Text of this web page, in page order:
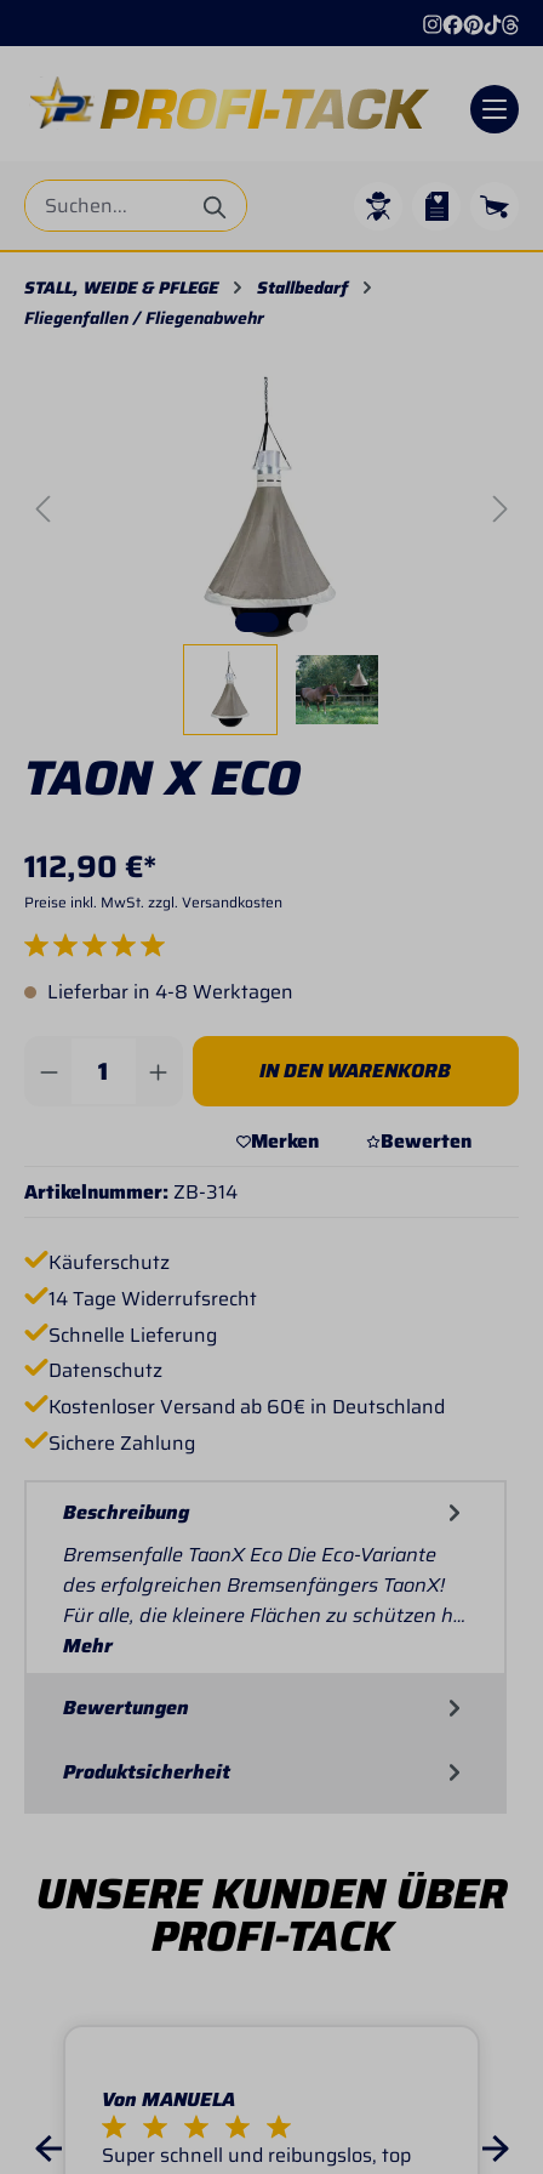
STALL, WEIDE & PFLEGE
Stallbedarf
Fliegenfallen / Fliegenabwehr
TAON X ECO
112,90 €*
Preise inkl. MwSt. zzgl. Versandkosten
Durchschnittliche Bewertung von 5 von 5 Sternen
Lieferbar in 4-8 Werktagen
Produkt Anzahl: Gib den gewünschten
IN DEN WARENKORB
Merken
Bewerten
Artikelnummer:ZB-314
Käuferschutz
14 Tage Widerrufsrecht
Schnelle Lieferung
Datenschutz
Kostenloser Versand ab 60€ in Deutschland
Sichere Zahlung
Beschreibung
Bremsenfalle TaonX Eco Die Eco-Variante
des erfolgreichen Bremsenfängers TaonX!
Für alle, die kleinere Flächen zu schützen h…
Mehr
Bewertungen
Produktsicherheit
UNSERE KUNDEN ÜBER
PROFI-TACK
Von MANUELA
Super schnell und reibungslos, top